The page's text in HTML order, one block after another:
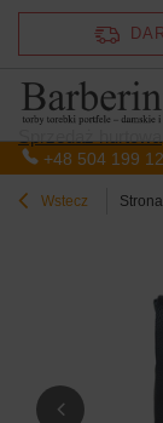
+48 504 199
Wstecz